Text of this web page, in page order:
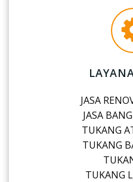
JASA
JASA
TUKANG
TUKANG
TUKANG